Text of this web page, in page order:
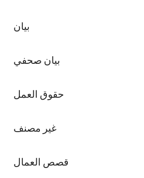
بيان
بيان صحفي
حقوق العمل
غير مصنف
قصص العمال